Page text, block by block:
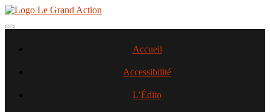
Aller
contenu
Toggle navigation
Accueil
Accessibilité
L’Édito